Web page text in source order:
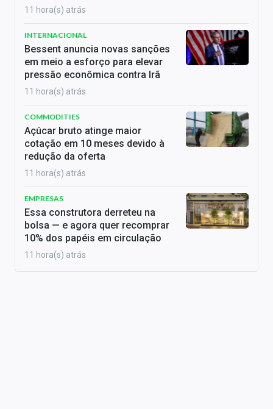
11 hora(s) atrás
INTERNACIONAL
Bessent anuncia novas sanções
em meio a esforço para elevar
pressão econômica contra Irã
11 hora(s) atrás
COMMODITIES
Açúcar bruto atinge maior
cotação em 10 meses devido à
redução da oferta
11 hora(s) atrás
EMPRESAS
Essa construtora derreteu na
bolsa — e agora quer recomprar
10% dos papéis em circulação
11 hora(s) atrás